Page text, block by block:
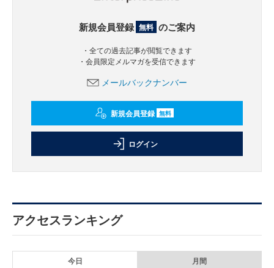
新規会員登録 無料 のご案内
・全ての過去記事が閲覧できます
・会員限定メルマガを受信できます
メールバックナンバー
新規会員登録 無料
ログイン
アクセスランキング
今日 月間